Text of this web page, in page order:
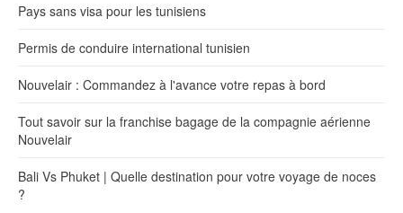
Pays sans visa pour les tunisiens
Permis de conduire international tunisien
Nouvelair : Commandez à l'avance votre repas à bord
Tout savoir sur la franchise bagage de la compagnie aérienne
Nouvelair
Bali Vs Phuket | Quelle destination pour votre voyage de noces
?